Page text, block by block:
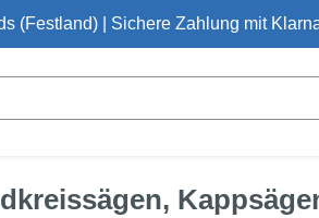
(Festland) | Sichere Zahlung mit